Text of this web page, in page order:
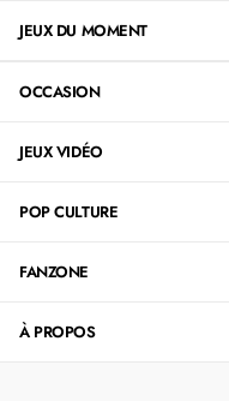
JEUX DU MOMENT
OCCASION
JEUX VIDÉO
POP CULTURE
FANZONE
À PROPOS